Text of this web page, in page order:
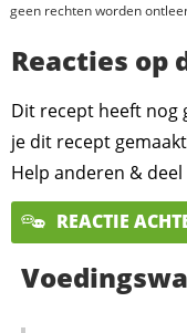
geen rechten worden
Reacties op
Dit recept heeft nog
je dit recept
Help anderen &
REACTIE